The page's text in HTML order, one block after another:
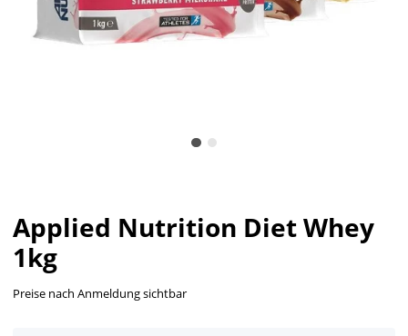
Applied Nutrition Diet Whey
1kg
Preise nach Anmeldung sichtbar